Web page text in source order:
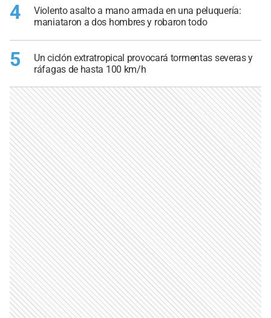
4
Violento asalto a mano armada en una peluquería:
maniataron a dos hombres y robaron todo
5
Un ciclón extratropical provocará tormentas severas y
ráfagas de hasta 100 km/h